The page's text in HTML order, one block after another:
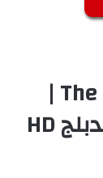
فيلم كرتون The BFG 2016 |
العملاق الودود الضخم مدبلج HD